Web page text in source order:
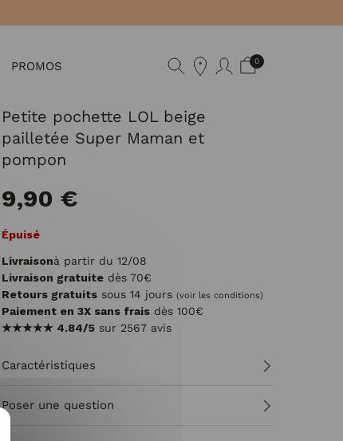
PROMOS 0
Petite pochette LOL beige
pailletée Super Maman et
pompon
9,90 €
Épuisé
Livraisonà partir du 12/08
Livraison gratuite dès 70€
Retours gratuits sous 14 jours (voir les conditions)
Paiement en 3X sans frais dès 100€
★★★★★ 4.84/5 sur 2567 avis
Caractéristiques
Poser une question